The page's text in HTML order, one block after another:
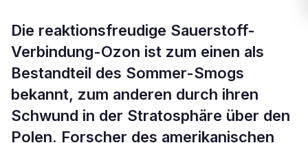
Rätselhafte Ozonchemie
Die reaktionsfreudige Sauerstoff-
Verbindung-Ozon ist zum einen als
Bestandteil des Sommer-Smogs
bekannt, zum anderen durch ihren
Schwund in der Stratosphäre über den
Polen. Forscher des amerikanischen